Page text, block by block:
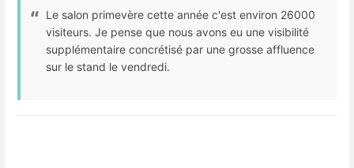
Le salon primevère cette année c'est environ 26000
visiteurs. Je pense que nous avons eu une visibilité
supplémentaire concrétisé par une grosse affluence
sur le stand le vendredi.